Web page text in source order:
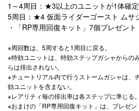
1～4周目：★3以上のユニットが1体確定
5周目：★4 仮面ライダーゴースト ムサ
・「RP専用回復キット」7個プレゼント
※周回数は、5周すると1周目に戻る。
※特効ユニットは、特効ステップガシャからの
らは排出されない。
※チュートリアル内で行うストームガシャは、
効ユニットを含まない。
※レアリティ毎の排出率は各ステップに準じる。
※おまけの「RP専用回復キット」は、プレゼン